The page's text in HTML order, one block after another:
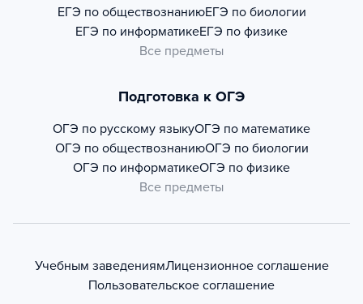
ЕГЭ по обществознаниюЕГЭ по биологии
ЕГЭ по информатикеЕГЭ по физике
Все предметы
Подготовка к ОГЭ
ОГЭ по русскому языкуОГЭ по математике
ОГЭ по обществознаниюОГЭ по биологии
ОГЭ по информатикеОГЭ по физике
Все предметы
Учебным заведениямЛицензионное соглашение
Пользовательское соглашение